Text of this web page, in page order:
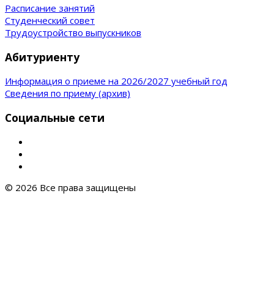
Расписание занятий
Студенческий совет
Трудоустройство выпускников
Абитуриенту
Информация о приеме на 2026/2027 учебный год
Сведения по приему (архив)
Социальные сети
© 2026 Все права защищены